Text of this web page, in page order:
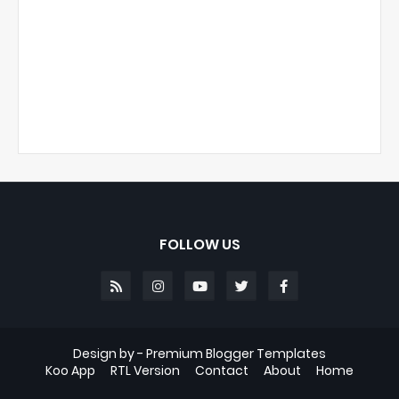
FOLLOW US
Design by - Premium Blogger Templates
Home
About
Contact
RTL Version
Koo App